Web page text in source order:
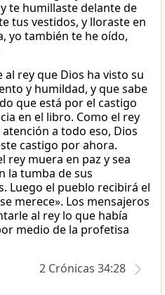
te humillaste delante de
tus vestidos, y lloraste en
yo también te he oído,
al rey que Dios ha visto su
y humildad, y que sabe
que está por el castigo
en el libro. Como el rey
a todo eso, Dios
castigo por ahora.
rey muera en paz y sea
la tumba de sus
Luego el pueblo recibirá el
merece». Los mensajeros
al rey lo que había
medio de la profetisa
2 Crónicas 34:28